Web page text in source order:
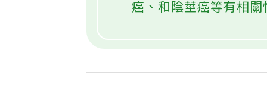
癌、和陰莖癌等有相